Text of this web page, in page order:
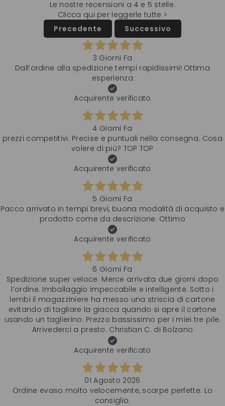
Le nostre recensioni a 4 e 5 stelle.
Clicca qui per leggerle tutte >
Precedente
Successivo
3 Giorni Fa
Dall’ordine alla spedizione tempi rapidissimi! Ottima
esperienza
Acquirente verificato
4 Giorni Fa
prezzi competitivi. Precise e puntuali nella consegna. Cosa
volere di più? TOP TOP
Acquirente verificato
5 Giorni Fa
Pacco arrivato in tempi brevi, buona modalità di acquisto e
prodotto come da descrizione. Ottimo
Acquirente verificato
6 Giorni Fa
Spedizione super veloce. Merce arrivata due giorni dopo
l‘ordine. Imballaggio impeccabile e intelligente. Sotto i
lembi il magazziniere ha messo una striscia di cartone
evitando di tagliare la giacca quando si apre il cartone
usando un taglierino. Prezzo bassissimo per i miei tre pile.
Arrivederci a presto. Christian C. di Bolzano
Acquirente verificato
01 Agosto 2026
Ordine evaso molto velocemente, scarpe perfette. Lo
consiglio.